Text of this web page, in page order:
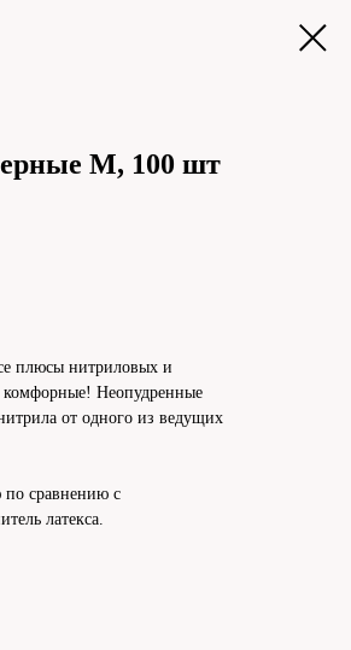
M, 100 шт
плюсы нитриловых и
Неопудренные
от одного из ведущих
по сравнению с
латекса.